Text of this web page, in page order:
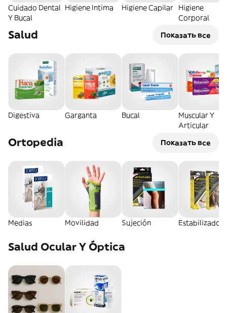
Cuidado Dental
Y Bucal
Higiene Intima Higiene Capilar
Higiene
Corporal
Salud Показать все
Digestiva Garganta Bucal
Muscular Y
Articular
Ortopedia Показать все
Medias Movilidad Sujeción Estabilizador
Salud Ocular Y Óptica